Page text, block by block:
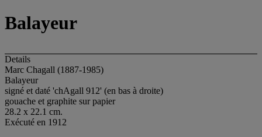
Balayeur
Details
Marc Chagall (1887-1985)
Balayeur
signé et daté 'chAgall 912' (en bas à droite)
gouache et graphite sur papier
28.2 x 22.1 cm.
Exécuté en 1912